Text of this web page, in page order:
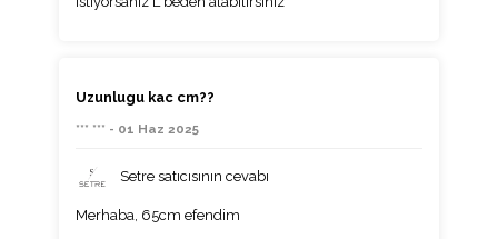
Uzunlugu kac cm??
*** *** - 01 Haz 2025
Setre satıcısının cevabı
Merhaba, 65cm efendim